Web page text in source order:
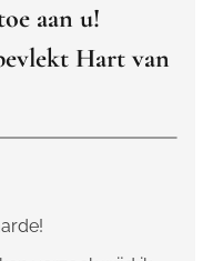
aan u!
Hart van